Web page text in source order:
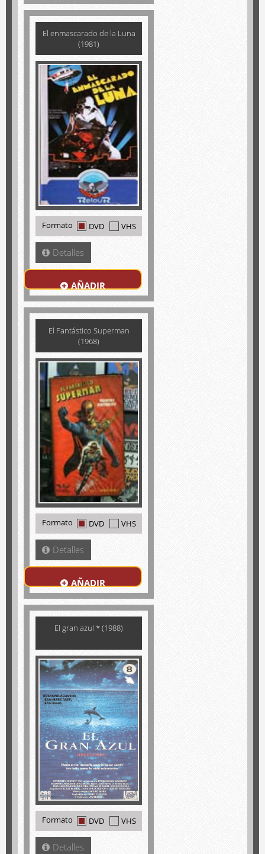
El enmascarado de la Luna
(1981)
Formato DVD VHS
Detalles
AÑADIR
El Fantástico Superman
(1968)
Formato DVD VHS
Detalles
AÑADIR
El gran azul * (1988)
Formato DVD VHS
Detalles